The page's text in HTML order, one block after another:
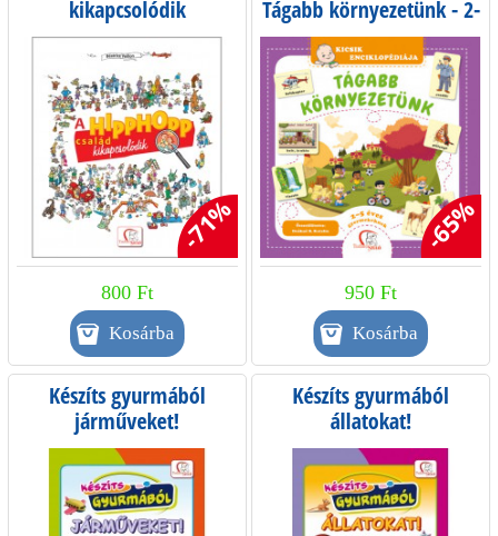
kikapcsolódik
-71%
800 Ft
Tágabb környezetünk - 2-
5 éves gyermekeknek
-65%
950 Ft
Készíts gyurmából
járműveket!
Készíts gyurmából
állatokat!